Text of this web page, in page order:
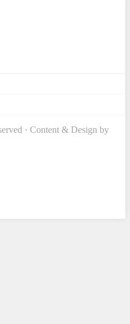
· Content & Design by